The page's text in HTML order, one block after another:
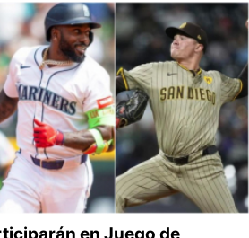
en Juego de